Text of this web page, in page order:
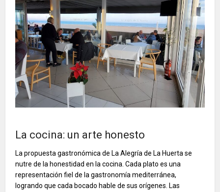
La cocina: un arte honesto
La propuesta gastronómica de La Alegría de La Huerta se
nutre de la honestidad en la cocina. Cada plato es una
representación fiel de la gastronomía mediterránea,
logrando que cada bocado hable de sus orígenes. Las